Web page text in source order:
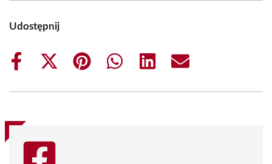
Udostępnij
Share
Share
(Twitter)
Share
Share
Share
Share